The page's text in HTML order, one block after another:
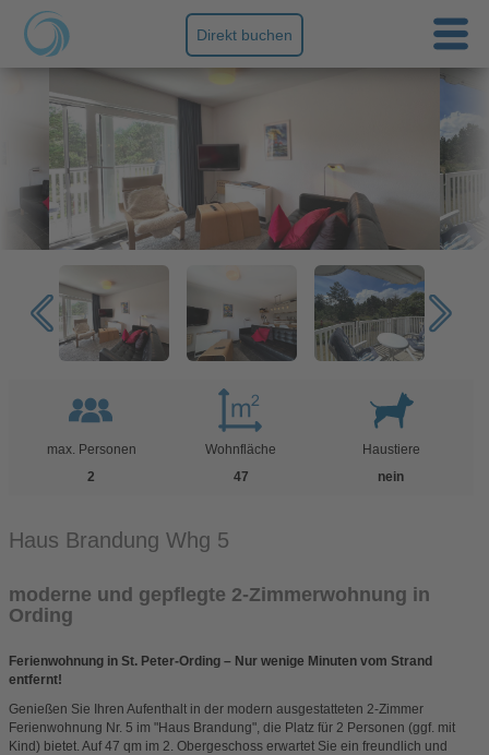
Direkt buchen
max. Personen
2
Wohnfläche
47
Haustiere
nein
Haus Brandung Whg 5
moderne und gepflegte 2-Zimmerwohnung in
Ording
Ferienwohnung in St. Peter-Ording – Nur wenige Minuten vom Strand
entfernt!
Genießen Sie Ihren Aufenthalt in der modern ausgestatteten 2-Zimmer
Ferienwohnung Nr. 5 im "Haus Brandung", die Platz für 2 Personen (ggf. mit
Kind) bietet. Auf 47 qm im 2. Obergeschoss erwartet Sie ein freundlich und